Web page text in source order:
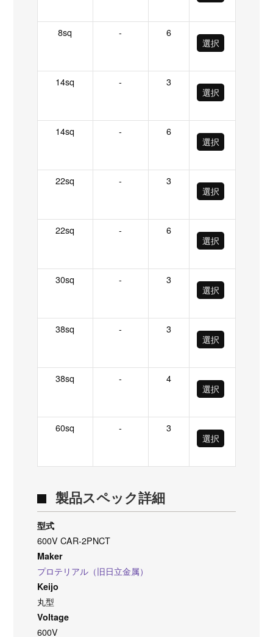
8sq -
6
選択
14sq -
3
選択
14sq -
6
選択
22sq -
3
選択
22sq -
6
選択
30sq -
3
選択
38sq -
3
選択
38sq -
4
選択
60sq -
3
選択
製品スペック詳細
型式
600V CAR-2PNCT
Maker
プロテリアル（旧日立金属）
Keijo
丸型
Voltage
600V